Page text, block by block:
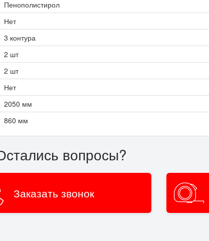
Пенополистирол
Нет
3 контура
2 шт
2 шт
Нет
2050 мм
860 мм
вопросы?
Заказать звонок